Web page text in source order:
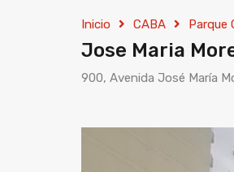
Inicio CABA Parque
Jose Maria
900, Avenida José María